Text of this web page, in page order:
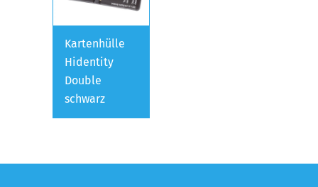
Kartenhülle
Hidentity
Double
schwarz